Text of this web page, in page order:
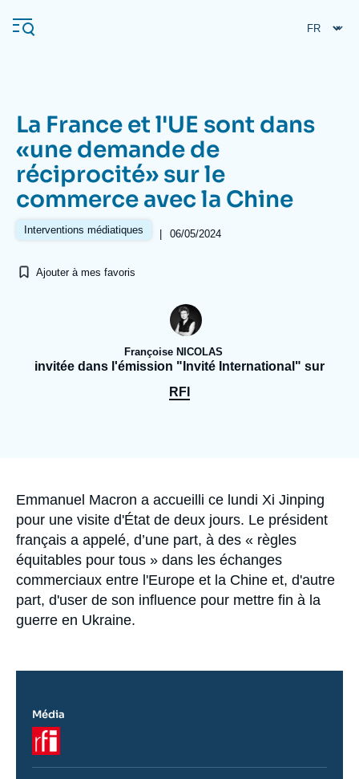
au
contenu
Navigation
principale
L'Ifri
Analyses
Se connecter
La France et l'UE sont dans
«une demande de
réciprocité» sur le
commerce avec la Chine
Interventions médiatiques | 06/05/2024
Ajouter à mes favoris
Françoise NICOLAS
invitée dans l'émission "Invité International" sur
RFI
Accroche
Emmanuel Macron a accueilli ce lundi Xi Jinping
pour une visite d'État de deux jours. Le président
français a appelé, d’une part, à des « règles
équitables pour tous » dans les échanges
commerciaux entre l'Europe et la Chine et, d'autre
part, d'user de son influence pour mettre fin à la
guerre en Ukraine.
Média
Logo